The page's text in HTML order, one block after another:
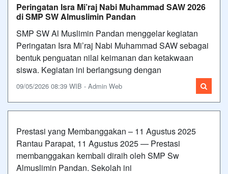
Peringatan Isra Mi’raj Nabi Muhammad SAW 2026
di SMP SW Almuslimin Pandan
SMP SW Al Muslimin Pandan menggelar kegiatan
Peringatan Isra Mi’raj Nabi Muhammad SAW sebagai
bentuk penguatan nilai keimanan dan ketakwaan
siswa. Kegiatan ini berlangsung dengan
09/05/2026 08:39 WIB - Admin Web
Prestasi yang Membanggakan – 11 Agustus 2025
Rantau Parapat, 11 Agustus 2025 — Prestasi
membanggakan kembali diraih oleh SMP Sw
Almuslimin Pandan. Sekolah ini